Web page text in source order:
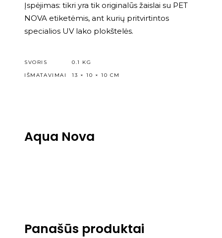
Įspėjimas: tikri yra tik originalūs žaislai su PET
NOVA etiketėmis, ant kurių pritvirtintos
specialios UV lako plokštelės.
SVORIS
0.1 KG
IŠMATAVIMAI
13 × 10 × 10 CM
Aqua Nova
Panašūs produktai